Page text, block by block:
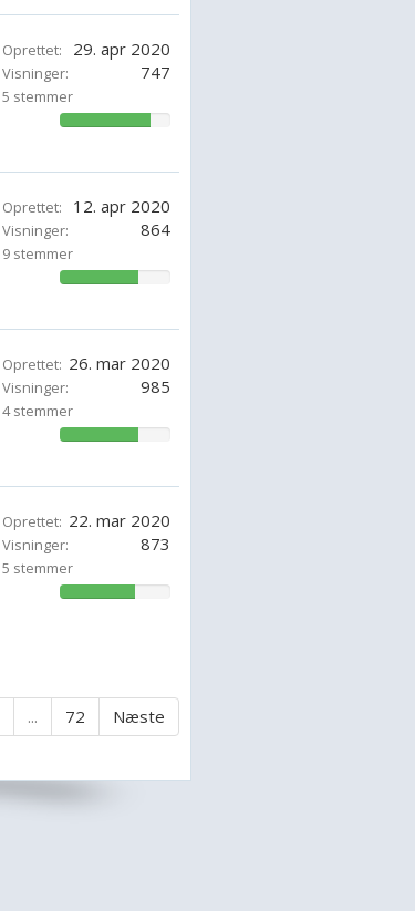
Oprettet: 29. apr 2020
Visninger: 747
5 stemmer
82.85714285714285%
Oprettet: 12. apr 2020
Visninger: 864
9 stemmer
71.42857142857143%
Oprettet: 26. mar 2020
Visninger: 985
4 stemmer
71.42857142857143%
Oprettet: 22. mar 2020
Visninger: 873
5 stemmer
68.57142857142857%
... 72 Næste